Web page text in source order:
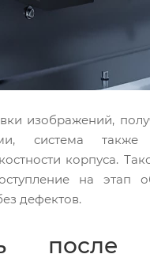
изображений,
система также
корпуса.
на этап
дефектов.
после